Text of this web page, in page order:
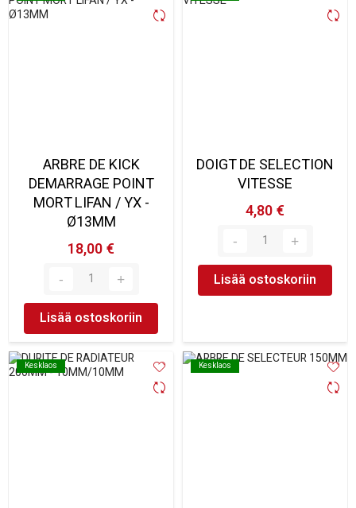
ARBRE DE KICK
DEMARRAGE POINT
MORT LIFAN / YX -
Ø13MM
18,00 €
Lisää ostoskoriin
DOIGT DE SELECTION
VITESSE
4,80 €
Lisää ostoskoriin
Kesklaos
Kesklaos Kesklaos
Kesklaos